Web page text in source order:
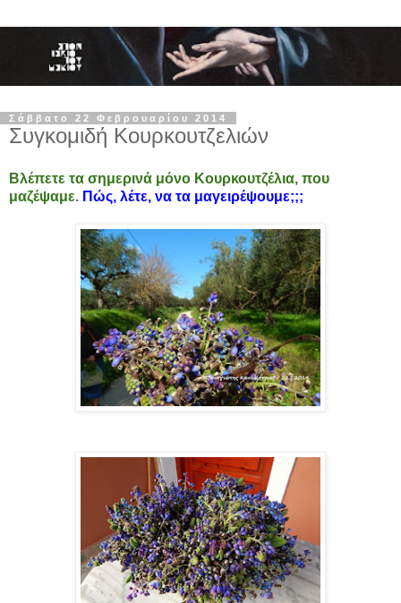
Σάββατο 22 Φεβρουαρίου 2014
Συγκομιδή Κουρκουτζελιών
Βλέπετε τα σημερινά μόνο Κουρκουτζέλια, που
μαζέψαμε. Πώς, λέτε, να τα μαγειρέψουμε;;;